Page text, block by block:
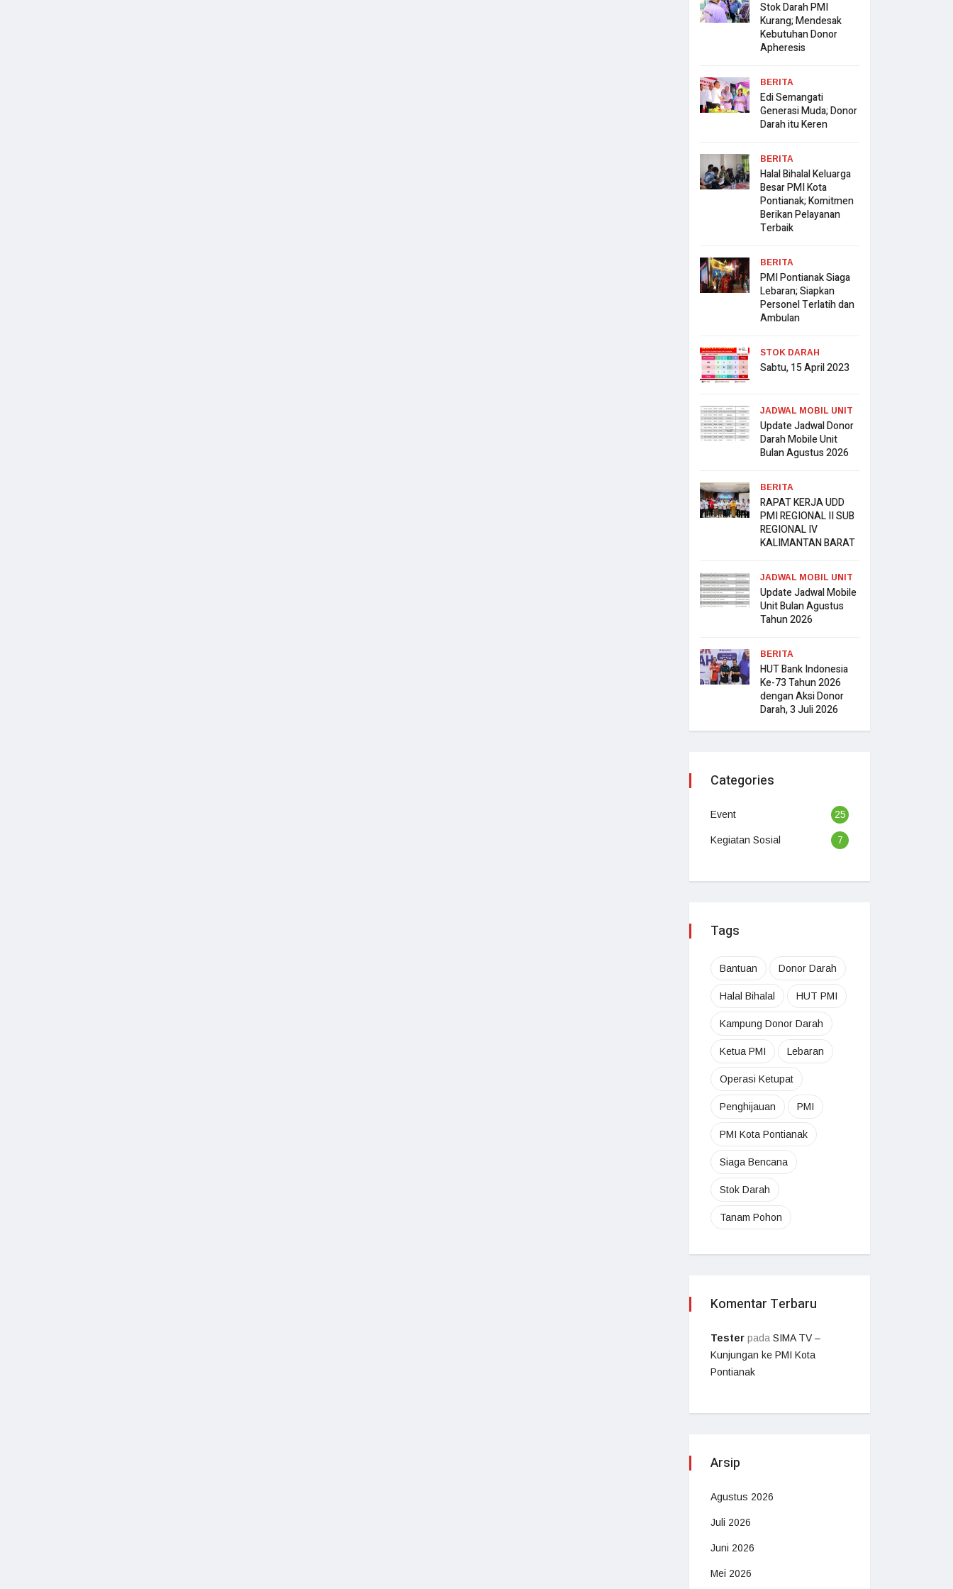
Stok Darah PMI
Kurang; Mendesak
Kebutuhan Donor
Apheresis
BERITA
Edi Semangati
Generasi Muda; Donor
Darah itu Keren
BERITA
Halal Bihalal Keluarga
Besar PMI Kota
Pontianak; Komitmen
Berikan Pelayanan
Terbaik
BERITA
PMI Pontianak Siaga
Lebaran; Siapkan
Personel Terlatih dan
Ambulan
STOK DARAH
Sabtu, 15 April 2023
JADWAL MOBIL UNIT
Update Jadwal Donor
Darah Mobile Unit
Bulan Agustus 2026
BERITA
RAPAT KERJA UDD
PMI REGIONAL II SUB
REGIONAL IV
KALIMANTAN BARAT
JADWAL MOBIL UNIT
Update Jadwal Mobile
Unit Bulan Agustus
Tahun 2026
BERITA
HUT Bank Indonesia
Ke-73 Tahun 2026
dengan Aksi Donor
Darah, 3 Juli 2026
Categories
Event 25
Kegiatan Sosial 7
Tags
Bantuan Donor Darah
Halal Bihalal HUT PMI
Kampung Donor Darah
Ketua PMI Lebaran
Operasi Ketupat
Penghijauan PMI
PMI Kota Pontianak
Siaga Bencana
Stok Darah
Tanam Pohon
Komentar Terbaru
Tester pada SIMA TV –
Kunjungan ke PMI Kota
Pontianak
Arsip
Agustus 2026
Juli 2026
Juni 2026
Mei 2026